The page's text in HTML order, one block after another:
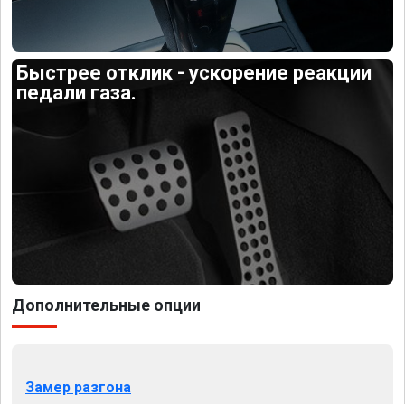
Быстрее отклик - ускорение реакции
педали газа.
Дополнительные опции
Замер разгона